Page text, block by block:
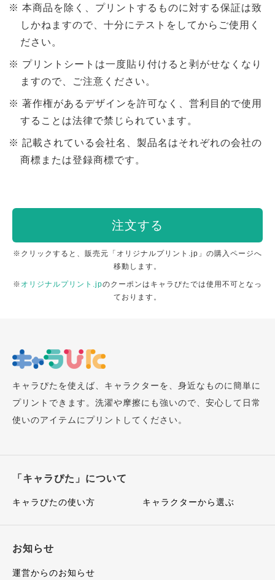
本商品を除く、プリントするものに対する保証は致
しかねますので、十分にテストをしてからご使用く
ださい。
プリントシートは一度貼り付けると剥がせなくなり
ますので、ご注意ください。
著作権があるデザインを許可なく、営利目的で使用
することは法律で禁じられています。
記載されている会社名、製品名はそれぞれの会社の
商標または登録商標です。
注文する
※クリックすると、販売元「オリジナルプリント.jp」の購入ページへ
移動します。
※ オリジナルプリント.jpのクーポンはキャラぴたでは使用不可となっ
ております。
キャラぴたを使えば、キャラクターを、身近なものに簡単に
プリントできます。洗濯や摩擦にも強いので、安心して日常
使いのアイテムにプリントしてください。
「キャラぴた」について
キャラぴたの使い方 キャラクターから選ぶ
お知らせ
運営からのお知らせ